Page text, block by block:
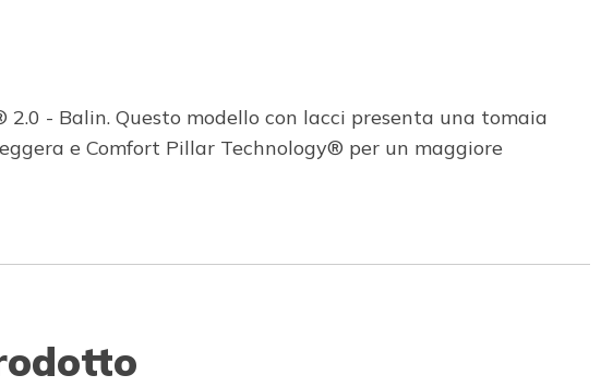
- Balin. Questo modello con lacci presenta una tomaia
e Comfort Pillar Technology® per un maggiore